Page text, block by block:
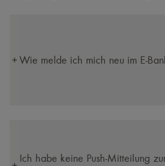
Wie melde ich mich neu im E-
Ich habe keine Push-Mitteilung